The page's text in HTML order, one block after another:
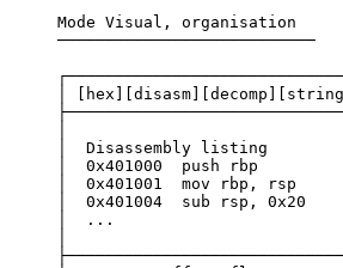
Mode Visual, organisation
───────────────────────────
│
│  Disassembly listing
│  0x401000  push rbp
│  0x401001  mov rbp,
│  0x401004  sub rsp,
│  ...